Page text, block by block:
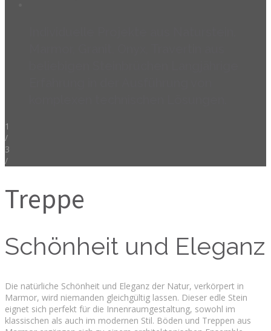
1
/
3
/
Treppe
Schönheit und Eleganz
Die natürliche Schönheit und Eleganz der Natur, verkörpert in
Marmor, wird niemanden gleichgültig lassen. Dieser edle Stein
eignet sich perfekt für die Innenraumgestaltung, sowohl im
klassischen als auch im modernen Stil. Böden und Treppen aus